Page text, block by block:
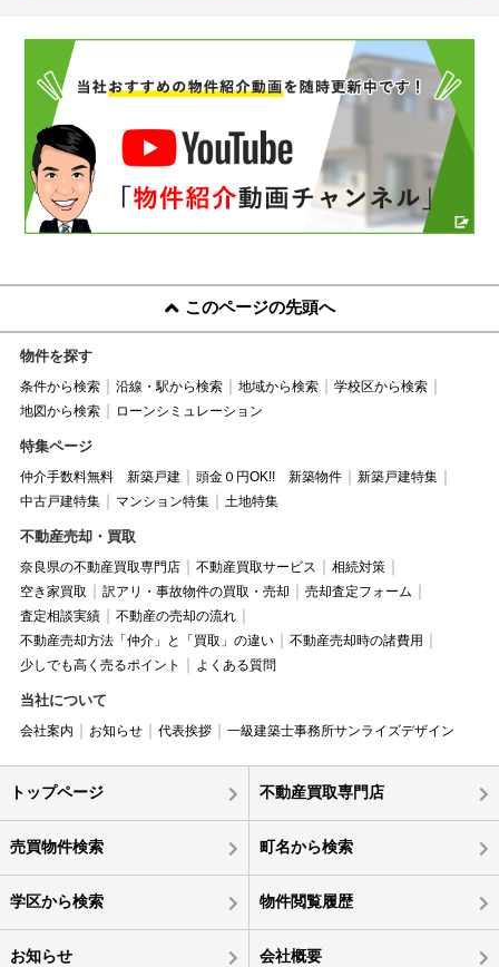
このページの先頭へ
物件を探す
条件から検索 沿線・駅から検索 地域から検索
学校区から検索
地図から検索
ローンシミュレーション
特集ページ
仲介手数料無料 新築戸建 頭金０円OK!! 新築物件
新築戸建特集
中古戸建特集
マンション特集 土地特集
不動産売却・買取
奈良県の不動産買取専門店 不動産買取サービス
相続対策
空き家買取
訳アリ・事故物件の買取・売却
売却査定フォーム
査定相談実績
不動産の売却の流れ
不動産売却方法「仲介」と「買取」の違い
不動産売却時の諸費用
少しでも高く売るポイント
よくある質問
当社について
会社案内 お知らせ 代表挨拶 一級建築士事務所サンライズデザイン
トップページ 不動産買取専門店
売買物件検索 町名から検索
学区から検索 物件閲覧履歴
お知らせ 会社概要